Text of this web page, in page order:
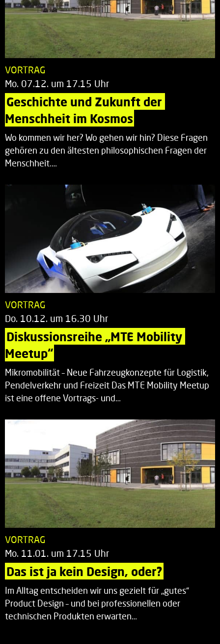
VORTRAG
Mo. 07.12. um 17.15 Uhr
Geschichte und Zukunft der
Menschheit im Kosmos
Wo kommen wir her? Wo gehen wir hin? Diese Fragen
gehören zu den ältesten philosophischen Fragen der
Menschheit.…
VORTRAG
Do. 10.12. um 16.30 Uhr
Diskussionsreihe „MTE Mobility
Meetup“
Mikromobilität – Neue Fahrzeugkonzepte für Logistik,
Pendelverkehr und Freizeit Das MTE Mobility Meetup
ist eine offene Vortrags- und…
VORTRAG
Mo. 11.01. um 17.15 Uhr
Das ist ja kein Design, oder?
Im Alltag entscheiden wir uns gezielt für „gutes“
Product Design – und bei professionellen oder
technischen Produkten erwarten…